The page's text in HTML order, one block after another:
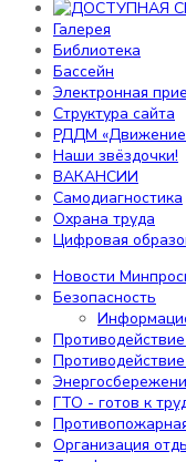
Цифровая
Информация
Новости
Безопасность
ГТО - готов к
Организация
Телефоны
Родителям
Новости
Галерея
Библиотека
Бассейн
Электронная
Структура сайта
РДДМ «Движение
Наши звёздочки!
ВАКАНСИИ
Самодиагностика
Охрана труда
Цифровая
Новости
Безопасность
ГТО - готов к
Организация